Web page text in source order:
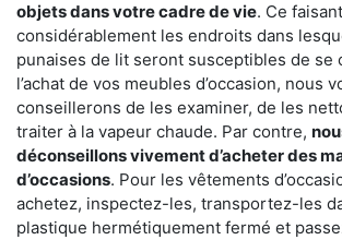
objets dans votre cadre de vie. Ce
considérablement les endroits dans
punaises de lit seront susceptibles de se
l’achat de vos meubles d’occasion, nous
conseillerons de les examiner, de les
traiter à la vapeur chaude. Par contre,
déconseillons vivement d’acheter des
d’occasions. Pour les vêtements
achetez, inspectez-les, transportez-les
plastique hermétiquement fermé et